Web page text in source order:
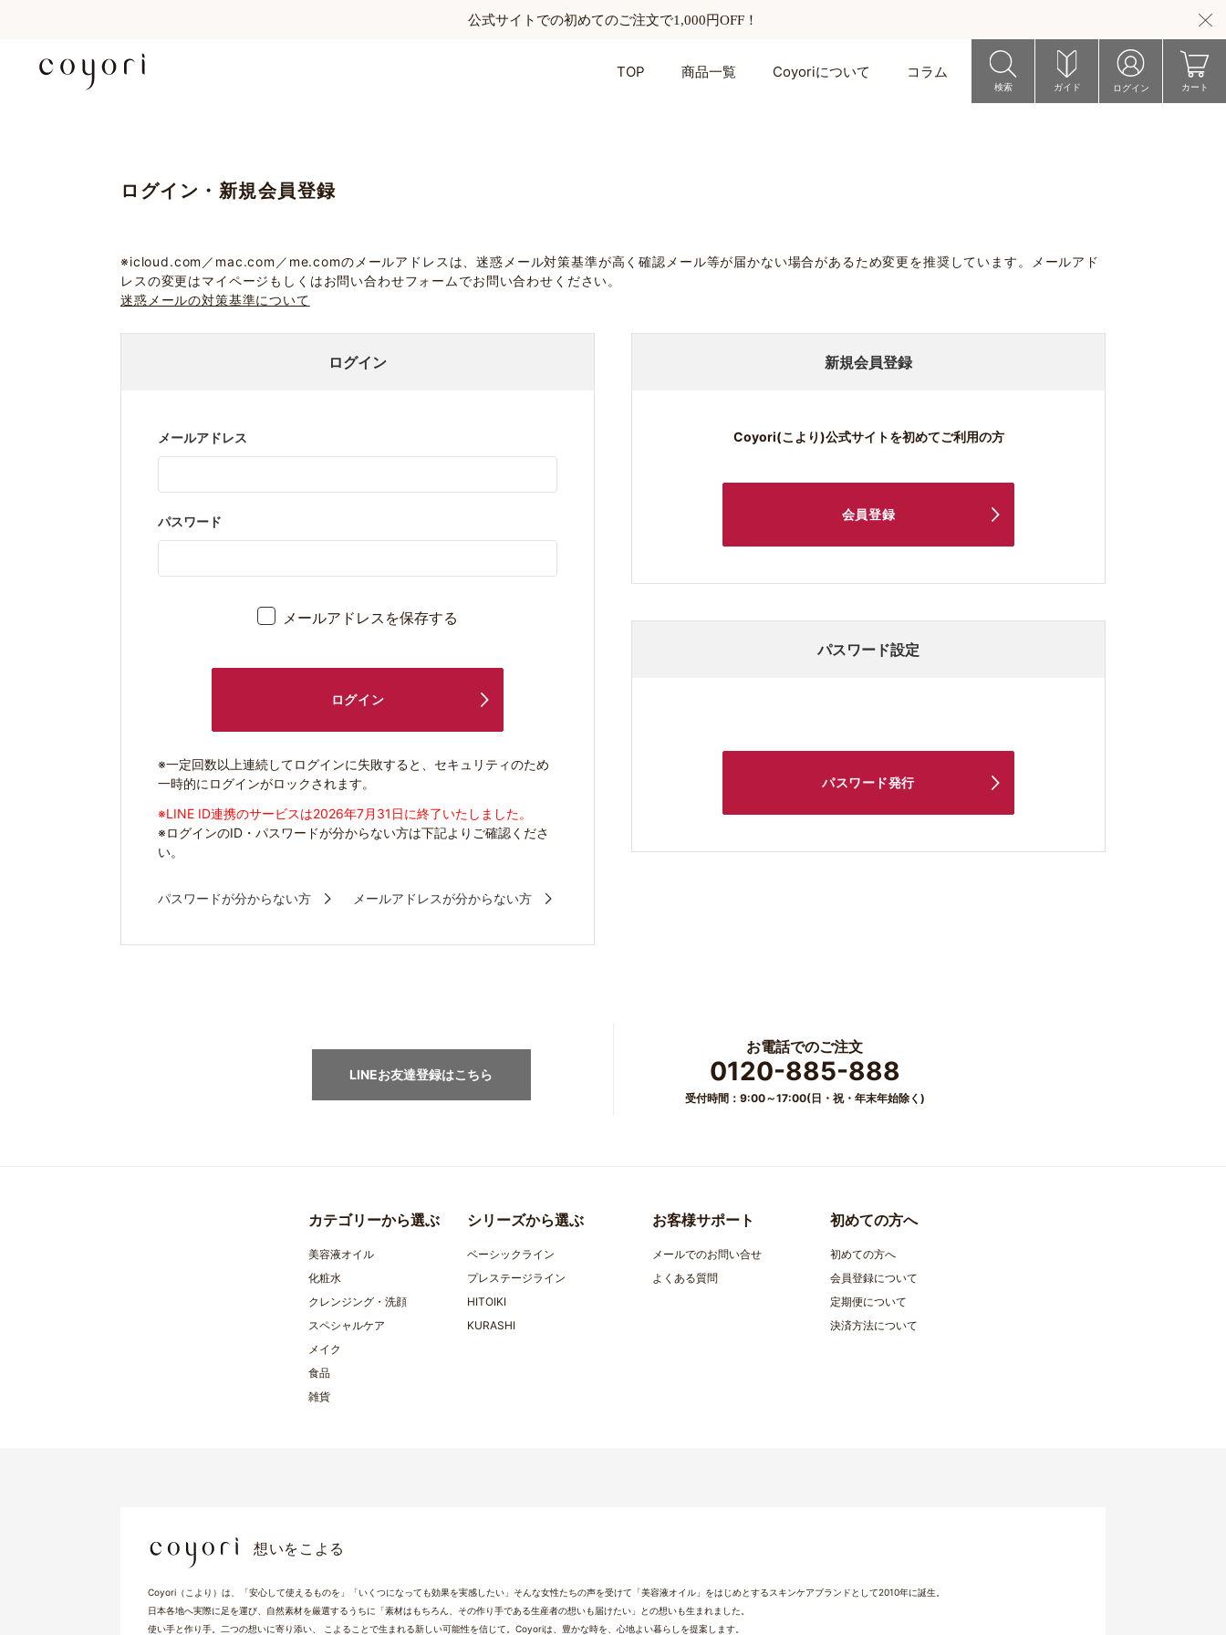
公式サイトでの初めてのご注文で1,000円OFF！
TOP 商品一覧 Coyoriについて コラム
検索 ガイド ログイン カート
ログイン・新規会員登録
※icloud.com／mac.com／me.comのメールアドレスは、迷惑メール対策基準が高く確認メール等が届かない場合があるため変更を推奨しています。メールアド
レスの変更はマイページもしくはお問い合わせフォームでお問い合わせください。
迷惑メールの対策基準について
ログイン
メールアドレス
パスワード
メールアドレスを保存する
ログイン
※一定回数以上連続してログインに失敗すると、セキュリティのため
一時的にログインがロックされます。
※LINE ID連携のサービスは2026年7月31日に終了いたしました。
※ログインのID・パスワードが分からない方は下記よりご確認くださ
い。
パスワードが分からない方 メールアドレスが分からない方
新規会員登録
Coyori(こより)公式サイトを初めてご利用の方
会員登録
パスワード設定
パスワード発行
LINEお友達登録はこちら
お電話でのご注文
0120-885-888
受付時間：9:00～17:00(日・祝・年末年始除く)
カテゴリーから選ぶ
美容液オイル
化粧水
クレンジング・洗顔
スペシャルケア
メイク
食品
雑貨
シリーズから選ぶ
ベーシックライン
プレステージライン
HITOIKI
KURASHI
お客様サポート
メールでのお問い合せ
よくある質問
初めての方へ
初めての方へ
会員登録について
定期便について
決済方法について
想いをこよる
Coyori（こより）は、「安心して使えるものを」「いくつになっても効果を実感したい」そんな女性たちの声を受けて「美容液オイル」をはじめとするスキンケアブランドとして2010年に誕生。
日本各地へ実際に足を運び、自然素材を厳選するうちに「素材はもちろん、その作り手である生産者の想いも届けたい」との想いも生まれました。
使い手と作り手。二つの想いに寄り添い、 こよることで生まれる新しい可能性を信じて。Coyoriは、豊かな時を、心地よい暮らしを提案します。